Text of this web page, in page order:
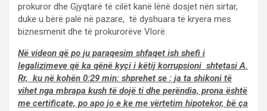
prokuror dhe Gjyqtarë të cilët kanë lënë dosjet nën sirtar,
duke u bërë palë në pazare, të dyshuara të kryera mes
biznesmenit dhe të prokurorëve Vlorë.
Në videon që po ju paraqesim shfaqet ish shefi i
legalizimeve që ka qënë kyçi i këtij korrupsioni shtetasi A.
Rr, ku në kohën 0:29 min: shprehet se : ja ta shikoni të
vihet nga mbrapa kush të dojë ti dhe perëndia, prona është
me certificate, po apo jo e ke me vërtetim hipotekor, bë ça